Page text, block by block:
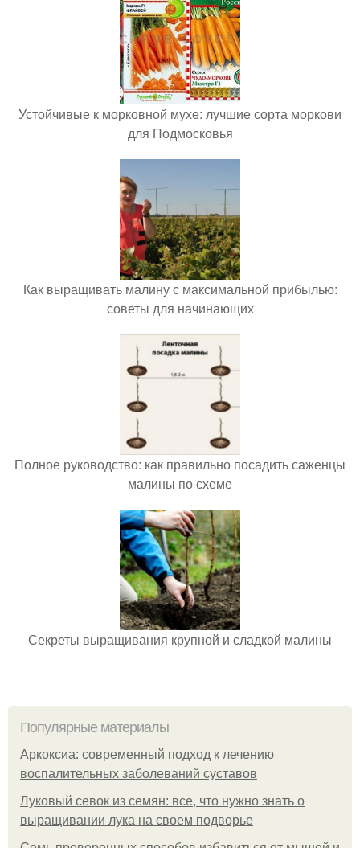
Устойчивые к морковной мухе: лучшие сорта моркови
для Подмосковья
Как выращивать малину с максимальной прибылью:
советы для начинающих
Полное руководство: как правильно посадить саженцы
малины по схеме
Секреты выращивания крупной и сладкой малины
Популярные материалы
Аркоксиа: современный подход к лечению
воспалительных заболеваний суставов
Луковый севок из семян: все, что нужно знать о
выращивании лука на своем подворье